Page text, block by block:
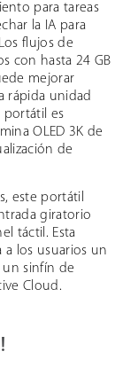
para tareas
la IA para
flujos de
con hasta 24 GB
mejorar
rápida unidad
portátil es
OLED 3K de
de
este portátil
giratorio
táctil. Esta
los usuarios un
sinfín de
Cloud.